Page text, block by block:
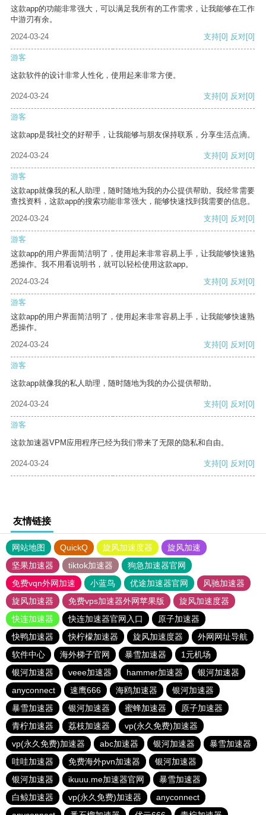
这款app的功能非常强大，可以满足我所有的工作需求，让我能够在工作
中游刃有余。
2024-03-24
支持[0] 反对[0]
游客
这款软件的设计非常人性化，使用起来非常方便。
2024-03-24 支持[0] 反对[0]
游客
这款app是我社交的好帮手，让我能够与朋友保持联系，分享生活点滴。
2024-03-24 支持[0] 反对[0]
游客
这款app就像我的私人助理，随时随地为我的办公提供帮助。我经常需要
查找资料，这款app的搜索功能非常强大，能够快速找到我需要的信息。
2024-03-24
支持[0] 反对[0]
游客
这款app的用户界面简洁明了，使用起来非常容易上手，让我能够快速熟
悉操作。我不用看说明书，就可以轻松使用这款app。
2024-03-24
支持[0] 反对[0]
游客
这款app的用户界面简洁明了，使用起来非常容易上手，让我能够快速熟
悉操作。
2024-03-24
支持[0] 反对[0]
游客
这款app就像我的私人助理，随时随地为我的办公提供帮助。
2024-03-24 支持[0] 反对[0]
游客
这款加速器VPM应用程序已经为我们带来了无限的隐私和自由。
2024-03-24 支持[0] 反对[0]
友情链接
网站地图 QuickQ 旋风加速度器
旋风加速
坚果加速器
tiktok加速器
狗急加速器官网
免费vqn外网加速
小蓝鸟 优途加速器官网
风驰加速器
旋风加速器
免费vps加速器外网苹果版
旋风加速度器
快连加速器
快连加速器官网入口
原子加速器
快鸭加速器
快柠檬加速器 旋风加速度器
外网网址导航
软件中心
海外梯子官网 暴雪加速器
1元机场
银河加速器
veee加速器 hammer加速器
银河加速器
anyconnect
速鹰666 海鸥加速器
银河加速器
暴雪加速器
银河加速器 蜜蜂加速器
原子加速器
青柠加速器
荔枝加速器
vp(永久免费)加速器
vp(永久免费)加速器
abc加速器 银河加速器
暴雪加速器
哇哇加速器
免费海外pvn加速器
银河加速器
银河加速器
ikuuu.me加速器官网
暴雪加速器
白鲸加速器
vp(永久免费)加速器
anyconnect